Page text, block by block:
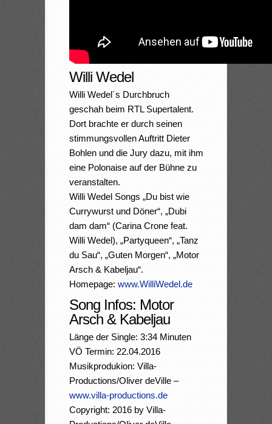
Willi Wedel
Willi Wedel´s Durchbruch
geschah beim RTL Supertalent.
Dort brachte er durch seinen
stimmungsvollen Auftritt Dieter
Bohlen und die Jury dazu, mit ihm
eine Polonaise auf der Bühne zu
veranstalten.
Willi Wedel Songs „Du bist wie
Currywurst und Döner“, „Dubi
dam dam“ (Carina Crone feat.
Willi Wedel), „Partyqueen“, „Tanz
du Sau“, „Guten Morgen“, „Motor
Arsch & Kabeljau“.
Homepage: www.WilliWedel.de
Song Infos: Motor
Arsch & Kabeljau
Länge der Single: 3:34 Minuten
VÖ Termin: 22.04.2016
Musikprodukion: Villa-
Productions/Oliver deVille –
www.villa-productions.de
Copyright: 2016 by Villa-